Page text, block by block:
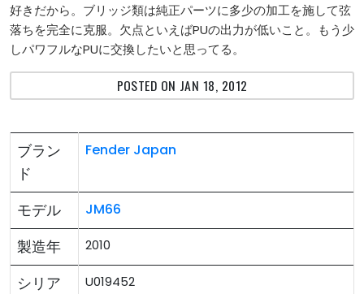
好きだから。ブリッジ類は純正パーツに多少の加工を施して弦
落ちを完全に克服。欠点といえばPUの出力が低いこと。もう少
しパワフルなPUに交換したいと思ってる。
POSTED ON JAN 18, 2012
ブラン
ド
Fender Japan
モデル JM66
製造年 2010
シリア
U019452